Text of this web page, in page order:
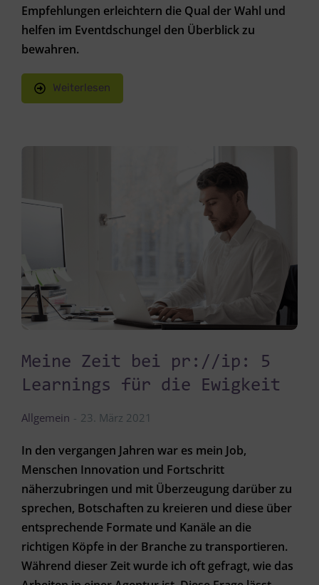
Empfehlungen erleichtern die Qual der Wahl und
helfen im Eventdschungel den Überblick zu
bewahren.
Weiterlesen
Meine Zeit bei pr://ip: 5
Learnings für die Ewigkeit
Allgemein 23. März 2021
In den vergangen Jahren war es mein Job,
Menschen Innovation und Fortschritt
näherzubringen und mit Überzeugung darüber zu
sprechen, Botschaften zu kreieren und diese über
entsprechende Formate und Kanäle an die
richtigen Köpfe in der Branche zu transportieren.
Während dieser Zeit wurde ich oft gefragt, wie das